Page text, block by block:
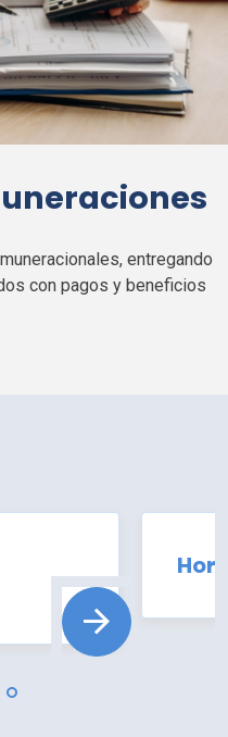
entregando
con pagos y beneficios
arrow_forward